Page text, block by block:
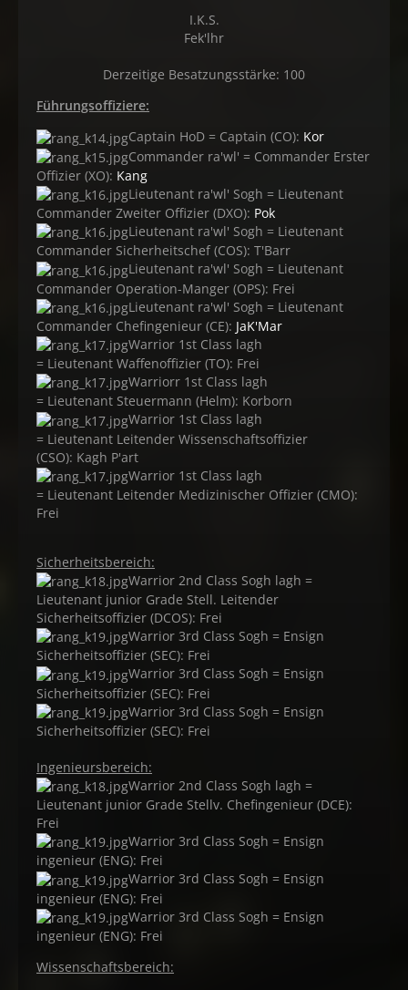
I.K.S.
Fek'lhr
Derzeitige Besatzungsstärke: 100
Führungsoffiziere:
Captain HoD = Captain (CO): Kor
Commander ra'wl' = Commander Erster
Offizier (XO): Kang
Lieutenant ra'wl' Sogh = Lieutenant
Commander Zweiter Offizier (DXO): Pok
Lieutenant ra'wl' Sogh = Lieutenant
Commander Sicherheitschef (COS): T'Barr
Lieutenant ra'wl' Sogh = Lieutenant
Commander Operation-Manger (OPS): Frei
Lieutenant ra'wl' Sogh = Lieutenant
Commander Chefingenieur (CE): JaK'Mar
Warrior 1st Class lagh
= Lieutenant Waffenoffizier (TO): Frei
Warriorr 1st Class lagh
= Lieutenant Steuermann (Helm): Korborn
Warrior 1st Class lagh
= Lieutenant Leitender Wissenschaftsoffizier
(CSO): Kagh P'art
Warrior 1st Class lagh
= Lieutenant Leitender Medizinischer Offizier (CMO):
Frei
Sicherheitsbereich:
Warrior 2nd Class Sogh lagh =
Lieutenant junior Grade Stell. Leitender
Sicherheitsoffizier (DCOS): Frei
Warrior 3rd Class Sogh = Ensign
Sicherheitsoffizier (SEC): Frei
Warrior 3rd Class Sogh = Ensign
Sicherheitsoffizier (SEC): Frei
Warrior 3rd Class Sogh = Ensign
Sicherheitsoffizier (SEC): Frei
Ingenieursbereich:
Warrior 2nd Class Sogh lagh =
Lieutenant junior Grade Stellv. Chefingenieur (DCE):
Frei
Warrior 3rd Class Sogh = Ensign
ingenieur (ENG): Frei
Warrior 3rd Class Sogh = Ensign
ingenieur (ENG): Frei
Warrior 3rd Class Sogh = Ensign
ingenieur (ENG): Frei
Wissenschaftsbereich: